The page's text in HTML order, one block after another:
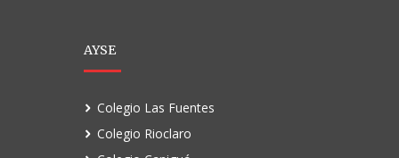
AYSE
Colegio Las Fuentes
Colegio Rioclaro